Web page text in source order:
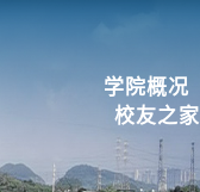
学院概况
校友之家